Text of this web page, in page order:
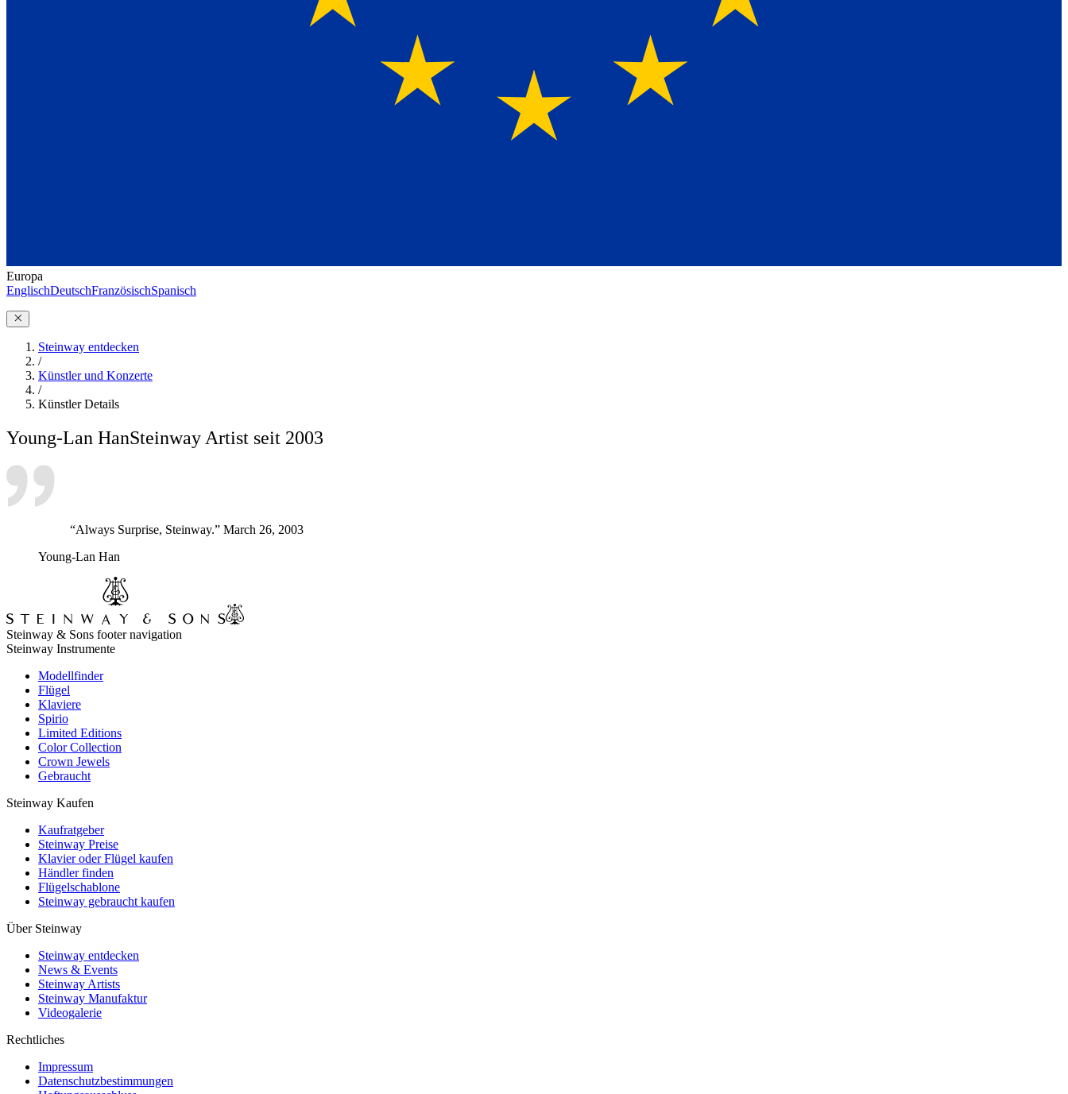
Europa
EnglischDeutschFranzösischSpanisch
Steinway entdecken
/
Künstler und Konzerte
/
Künstler Details
Young-Lan HanSteinway Artist seit 2003
“Always Surprise, Steinway.” March 26, 2003
Young-Lan Han
Steinway & Sons footer navigation
Steinway Instrumente
Modellfinder
Flügel
Klaviere
Spirio
Limited Editions
Color Collection
Crown Jewels
Gebraucht
Steinway Kaufen
Kaufratgeber
Steinway Preise
Klavier oder Flügel kaufen
Händler finden
Flügelschablone
Steinway gebraucht kaufen
Über Steinway
Steinway entdecken
News & Events
Steinway Artists
Steinway Manufaktur
Videogalerie
Rechtliches
Impressum
Datenschutzbestimmungen